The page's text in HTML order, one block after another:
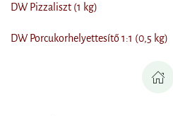
DW Pizzaliszt (1 kg)
DW Porcukorhelyettesítő 1:1 (0,5 kg)